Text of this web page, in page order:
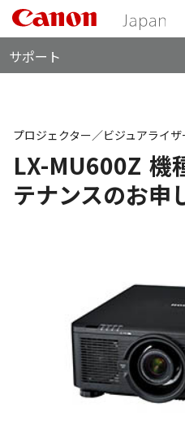
サポート
LX-MU600Z 機
テナンスのお申
プロジェクター／ビジュアライザ